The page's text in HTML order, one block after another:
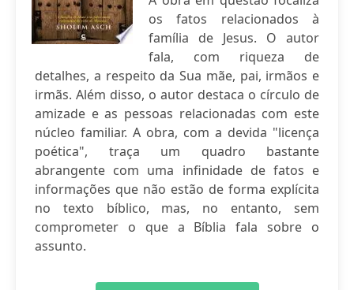
os fatos relacionados à
família de Jesus. O autor
fala, com riqueza de
detalhes, a respeito da Sua mãe, pai, irmãos e
irmãs. Além disso, o autor destaca o círculo de
amizade e as pessoas relacionadas com este
núcleo familiar. A obra, com a devida "licença
poética", traça um quadro bastante
abrangente com uma infinidade de fatos e
informações que não estão de forma explícita
no texto bíblico, mas, no entanto, sem
comprometer o que a Bíblia fala sobre o
assunto.